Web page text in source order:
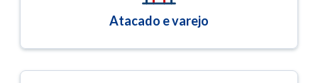
Atacado e varejo